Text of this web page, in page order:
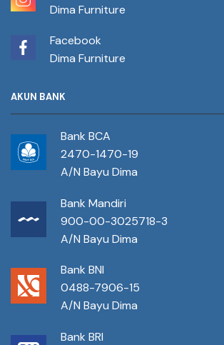
Dima Furniture
Facebook
Dima Furniture
AKUN BANK
Bank BCA
2470-1470-19
A/N Bayu Dima
Bank Mandiri
900-00-3025718-3
A/N Bayu Dima
Bank BNI
0488-7906-15
A/N Bayu Dima
Bank BRI